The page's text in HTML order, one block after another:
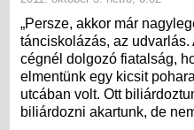
„Persze, akkor már
tánciskolázás, az
cégnél dolgozó fiatalság,
elmentünk egy kicsit
utcában volt. Ott
biliárdozni akartunk, de